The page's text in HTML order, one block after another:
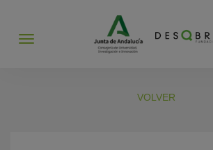
Abrir
VOLVER